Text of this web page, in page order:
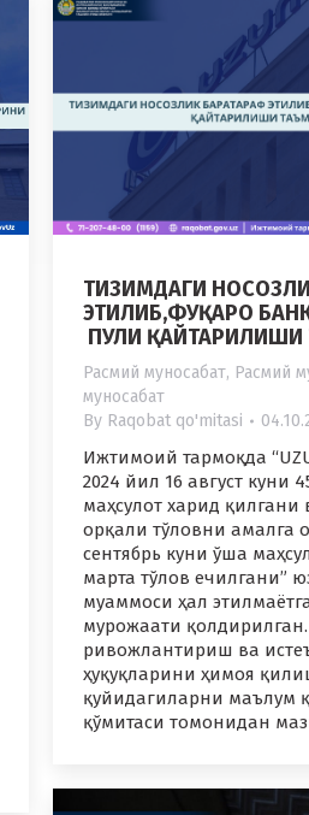
ТИЗИМДАГИ
ЭТИЛИБ,ФУҚАРО
ПУЛИ
Расмий муносабат, Расмий
муносабат
By Raqobat qo'mitasi
Ижтимоий тармоқда
2024 йил 16 август куни
маҳсулот харид қилгани
орқали тўловни амалга
сентябрь куни ўша
марта тўлов ечилгани”
муаммоси ҳал
мурожаати
ривожлантириш ва
ҳуқуқларини ҳимоя
қуйидагиларни маълум
қўмитаси томонидан